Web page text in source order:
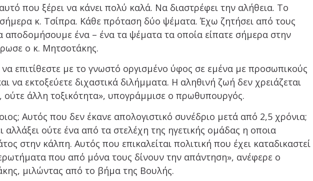
που ξέρει να κάνει πολύ καλά. Να διαστρέφει την αλήθεια. Το
κ. Τσίπρα. Κάθε πρόταση δύο ψέματα. Έχω ζητήσει από τους
αποδομήσουμε ένα – ένα τα ψέματα τα οποία είπατε σήμερα στην
ο κ. Μητσοτάκης.
επιτίθεστε με το γνωστό οργισμένο ύφος σε εμένα με προσωπικούς
να εκτοξεύετε διχαστικά διλήμματα. Η αληθινή ζωή δεν χρειάζεται
ούτε άλλη τοξικότητα», υπογράμμισε ο πρωθυπουργός.
Αυτός που δεν έκανε απολογιστικό συνέδριο μετά από 2,5 χρόνια;
αλλάξει ούτε ένα από τα στελέχη της ηγετικής ομάδας η οποια
στην κάλπη. Αυτός που επικαλείται πολιτική που έχει καταδικαστεί
που από μόνα τους δίνουν την απάντηση», ανέφερε ο
μιλώντας από το βήμα της Βουλής.